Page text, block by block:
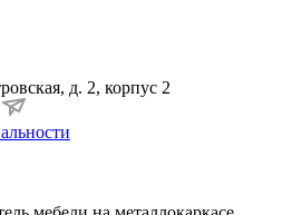
д. 2, корпус 2